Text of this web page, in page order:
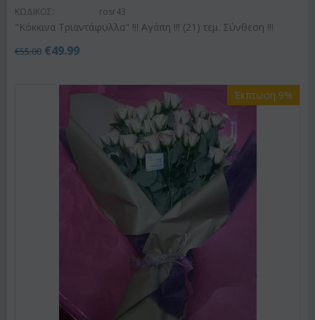
ΚΩΔΙΚΟΣ: rosr43
"Κόκκινα Τριαντάφυλλα" !!! Αγάπη !!! (21) τεμ. Σύνθεση !!!
€55.00 €49.99
Έκπτωση 9%